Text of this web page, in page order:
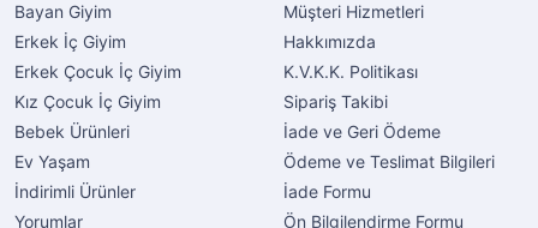
Bayan Giyim
Erkek İç Giyim
Erkek Çocuk İç Giyim
Kız Çocuk İç Giyim
Bebek Ürünleri
Ev Yaşam
İndirimli Ürünler
Yorumlar
Müşteri Hizmetleri
Hakkımızda
K.V.K.K. Politikası
Sipariş Takibi
İade ve Geri Ödeme
Ödeme ve Teslimat Bilgileri
İade Formu
Ön Bilgilendirme Formu